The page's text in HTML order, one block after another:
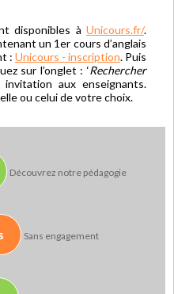
disponibles à Unicours.fr/.
un 1er cours d’anglais
: Unicours - inscription. Puis
sur l’onglet : ‘Rechercher
aux enseignants.
ou celui de votre choix.
Découvrez notre pédagogie
Sans engagement